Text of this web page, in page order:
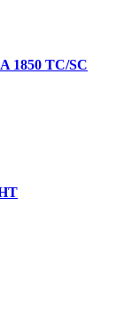
1850 TC/SC